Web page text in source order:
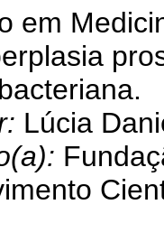
em
Lúcia